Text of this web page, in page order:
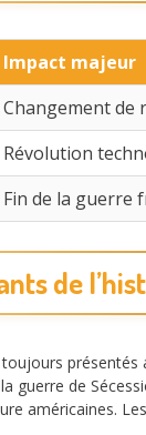
Impact majeur
Changement de
Révolution
Fin de la guerre
de
présentés
guerre de
américaines.